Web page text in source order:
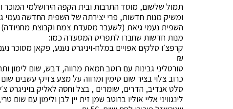
ומשיק מנות חדשות, פרי יצירתה של השפית החדשה נעמי
מנות חדשות שחברו לתפריט המסעדה כמו:
₪
טורטליני גבינות עם רוטב חמאת מרווה, דבש, שום לימון ותרד
כרוב צלוי בציר שום טימין ומרווה על מצע צזיקי עשבים שום
סלט אנדיב, הדרים, שומרים , בצל וחסה לאליק בויניגרט צ׳ילי
לינגוויני אליי אוליו ברוטב שמן זית יין לבן ולימון עם שום